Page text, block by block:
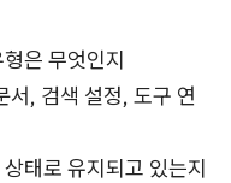
은 무엇인지
서, 검색 설정, 도구 연
태로 유지되고 있는지